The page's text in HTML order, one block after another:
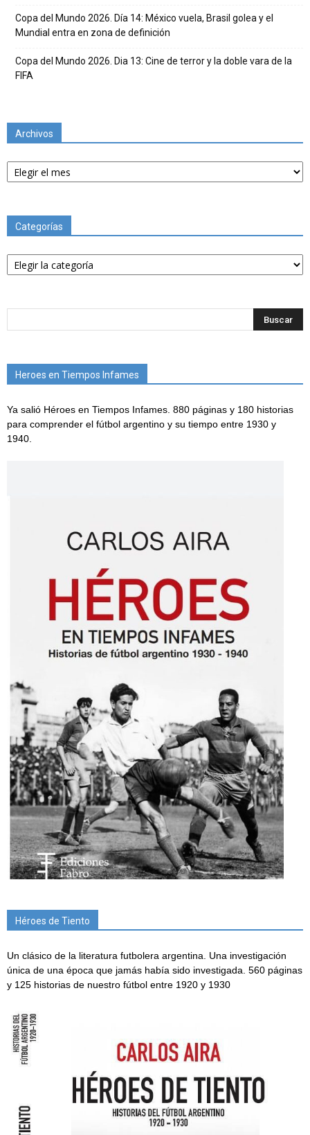
Copa del Mundo 2026. Día 14: México vuela, Brasil golea y el
Mundial entra en zona de definición
Copa del Mundo 2026. Dia 13: Cine de terror y la doble vara de la
FIFA
Archivos
Archivos
Categorías
Categorías
Heroes en Tiempos Infames
Ya salió Héroes en Tiempos Infames. 880 páginas y 180 historias
para comprender el fútbol argentino y su tiempo entre 1930 y
1940.
Héroes de Tiento
Un clásico de la literatura futbolera argentina. Una investigación
única de una época que jamás había sido investigada. 560 páginas
y 125 historias de nuestro fútbol entre 1920 y 1930